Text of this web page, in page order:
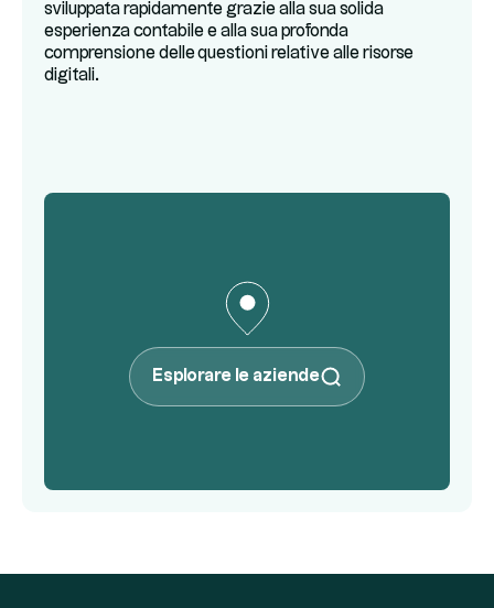
sviluppata rapidamente grazie alla sua solida
esperienza contabile e alla sua profonda
comprensione delle questioni relative alle risorse
digitali.
Esplorare le aziende